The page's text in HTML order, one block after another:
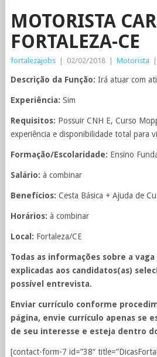
MOTORISTA
FORTALEZA-CE
fortalezajobs 02/02/2018 Motorista
Descrição da Função: Irá atuar com
Experiência: Sim
Requisitos: Possuir CNH E, Curso
experiência e disponibilidade total para
Formação/Escolaridade: Ensino
Salário: à combinar
Benefícios: Cesta Básica + Ajuda de
Horários: à combinar
Local: Fortaleza/CE
Todas as informações sobre a vaga
explicadas aos candidatos(as)
possível entrevista.
Enviar currículo conforme
página, envie currículo apenas se
de seu interesse e esteja dentro
[contact-form-7 id=”38″